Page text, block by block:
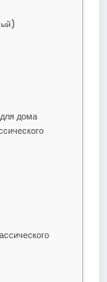
дома